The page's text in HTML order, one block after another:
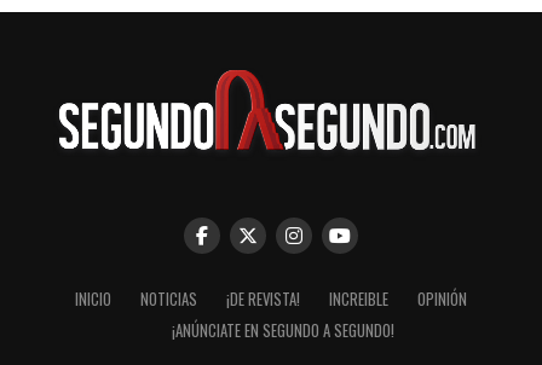
INICIO NOTICIAS ¡DE REVISTA! INCREIBLE
OPINIÓN
¡ANÚNCIATE EN SEGUNDO A SEGUNDO!